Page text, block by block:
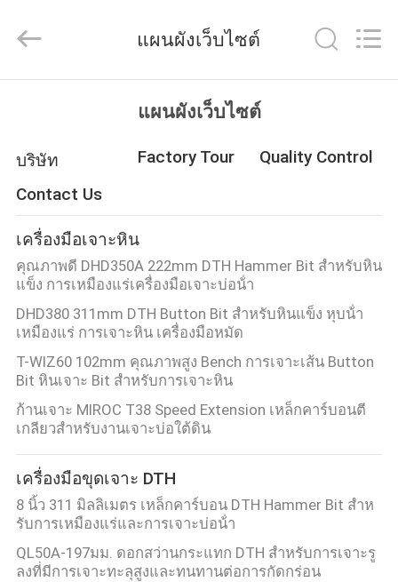
สินค้า
เกี่ยว
กับ
เรา
ทัวร์
โรงงาน
ควบคุม
คุณภาพ
Technologies
Ltd.
แผนผังเว็บไซต์
แผนผังเว็บไซต์
บริษัท Factory Tour
Quality Control
Contact Us
เครื่องมือเจาะหิน
คุณภาพดี DHD350A 222mm DTH Hammer Bit สําหรับหิน
แข็ง การเหมืองแร่เครื่องมือเจาะบ่อน้ํา
DHD380 311mm DTH Button Bit สําหรับหินแข็ง หุบน้ํา
เหมืองแร่ การเจาะหิน เครื่องมือหมัด
T-WIZ60 102mm คุณภาพสูง Bench การเจาะเส้น Button
Bit หินเจาะ Bit สําหรับการเจาะหิน
ก้านเจาะ MIROC T38 Speed Extension เหล็กคาร์บอนตี
เกลียวสำหรับงานเจาะบ่อใต้ดิน
เครื่องมือขุดเจาะ DTH
8 นิ้ว 311 มิลลิเมตร เหล็กคาร์บอน DTH Hammer Bit สําห
รับการเหมืองแร่และการเจาะบ่อน้ํา
QL50A-197มม. ดอกสว่านกระแทก DTH สำหรับการเจาะรู
ลงที่มีการเจาะทะลุสูงและทนทานต่อการกัดกร่อน